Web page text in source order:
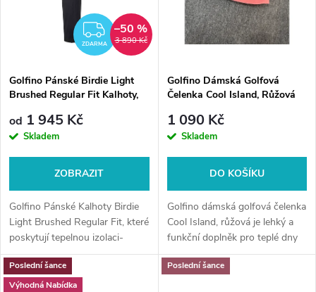
ZDARMA
ZDARMA 3 890 Kč
–50 %
Golfino Pánské Birdie Light
Brushed Regular Fit Kalhoty,
od 1 945 Kč
Skladem
ZOBRAZIT
Golfino Pánské Kalhoty Birdie
Light Brushed Regular Fit, které
poskytují tepelnou izolaci-
tmavě modré.
Golfino Dámská Golfová
Čelenka Cool Island, Růžová
1 090 Kč
Skladem
DO KOŠÍKU
Golfino dámská golfová čelenka
Cool Island, růžová je lehký a
funkční doplněk pro teplé dny
na hřišti. Pomáhá odvádět pot,
udržuje vlasy na místě a
Poslední šance
Výhodná Nabídka
Poslední šance